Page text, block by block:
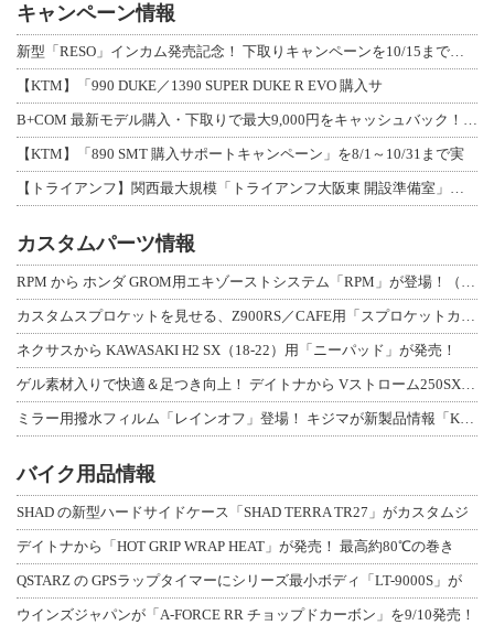
キャンペーン情報
【KTM】「990 DUKE／1390 SUPER DUKE R EVO 購入サ
【KTM】「890 SMT 購入サポートキャンペーン」を8/1～10/31まで実
カスタムパーツ情報
ネクサスから KAWASAKI H2 SX（18-22）用「ニーパッド」が発売！
バイク用品情報
SHAD の新型ハードサイドケース「SHAD TERRA TR27」がカスタムジ
デイトナから「HOT GRIP WRAP HEAT」が発売！ 最高約80℃の巻き
QSTARZ の GPSラップタイマーにシリーズ最小ボディ「LT-9000S」が
ウインズジャパンが「A-FORCE RR チョップドカーボン」を9/10発売！